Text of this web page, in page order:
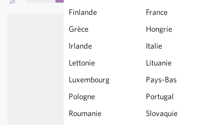
Finlande
France
Grèce
Hongrie
Irlande
Italie
Lettonie
Lituanie
Luxembourg
Pays-Bas
Pologne
Portugal
Roumanie
Slovaquie